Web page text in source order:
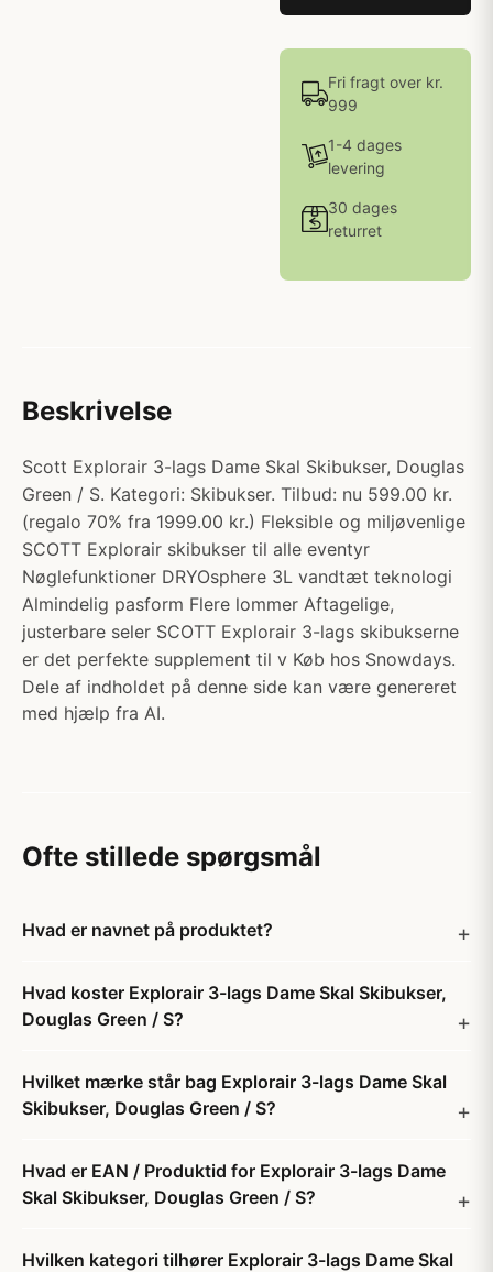
Fri fragt over kr.
999
1-4 dages
levering
30 dages
returret
Beskrivelse
Scott Explorair 3-lags Dame Skal Skibukser, Douglas
Green / S. Kategori: Skibukser. Tilbud: nu 599.00 kr.
(regalo 70% fra 1999.00 kr.) Fleksible og miljøvenlige
SCOTT Explorair skibukser til alle eventyr
Nøglefunktioner DRYOsphere 3L vandtæt teknologi
Almindelig pasform Flere lommer Aftagelige,
justerbare seler SCOTT Explorair 3-lags skibukserne
er det perfekte supplement til v Køb hos Snowdays.
Dele af indholdet på denne side kan være genereret
med hjælp fra AI.
Ofte stillede spørgsmål
Hvad er navnet på produktet?
Hvad koster Explorair 3-lags Dame Skal Skibukser,
Douglas Green / S?
Hvilket mærke står bag Explorair 3-lags Dame Skal
Skibukser, Douglas Green / S?
Hvad er EAN / Produktid for Explorair 3-lags Dame
Skal Skibukser, Douglas Green / S?
Hvilken kategori tilhører Explorair 3-lags Dame Skal